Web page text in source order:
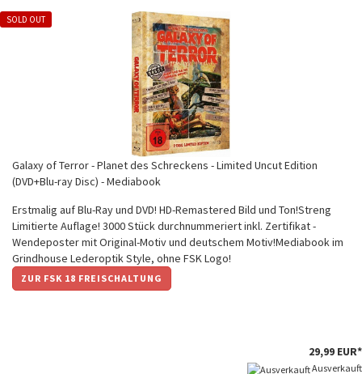
SOLD OUT
Galaxy of Terror - Planet des Schreckens - Limited Uncut Edition
(DVD+Blu-ray Disc) - Mediabook
Erstmalig auf Blu-Ray und DVD! HD-Remastered Bild und Ton!Streng
Limitierte Auflage! 3000 Stück durchnummeriert inkl. Zertifikat -
Wendeposter mit Original-Motiv und deutschem Motiv!Mediabook im
Grindhouse Lederoptik Style, ohne FSK Logo!
ZUR FSK 18 FREISCHALTUNG
29,99 EUR*
Ausverkauft